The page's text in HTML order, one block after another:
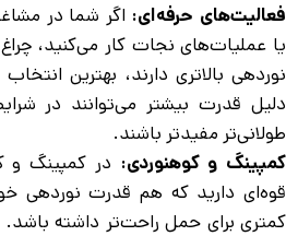
فعالیت‌های حرفه‌ای: اگر شما در
یا عملیات‌های نجات کار می‌کنید،
نوردهی بالاتری دارند، بهترین
دلیل قدرت بیشتر می‌توانند در
طولانی‌تر مفیدتر باشند.
کمپینگ و کوهنوردی: در کمپینگ و
قوه‌ای دارید که هم قدرت نوردهی
کمتری برای حمل راحت‌تر داشته باشد.